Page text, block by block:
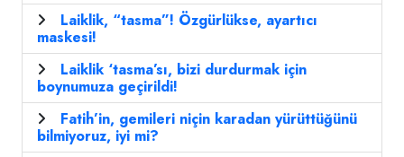
Laiklik, “tasma”! Özgürlükse, ayartıcı
maskesi!
Laiklik ‘tasma’sı, bizi durdurmak için
boynumuza geçirildi!
Fatih’in, gemileri niçin karadan yürüttüğünü
bilmiyoruz, iyi mi?